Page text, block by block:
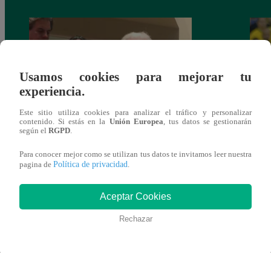
Álvaro Vargas Llosa agradecido por
Usamos cookies para mejorar tu
experiencia.
Este sitio utiliza cookies para analizar el tráfico y personalizar
contenido. Si estás en la Unión Europea, tus datos se gestionarán
según el RGPD.
Para conocer mejor como se utilizan tus datos te invitamos leer nuestra
pagina de Política de privacidad.
Aceptar Cookies
Rechazar